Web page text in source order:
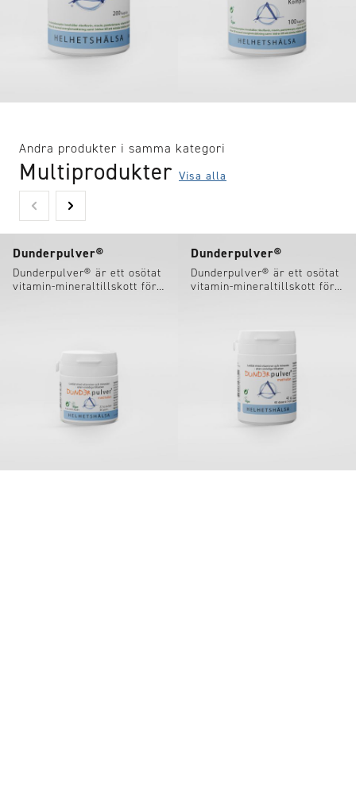
Andra produkter i samma kategori
Multiprodukter Visa alla
Dunderpulver®
Dunderpulver® är ett osötat
vitamin-mineraltillskott för
Dunderpulver®
Dunderpulver® är ett osötat
vitamin-mineraltillskott för